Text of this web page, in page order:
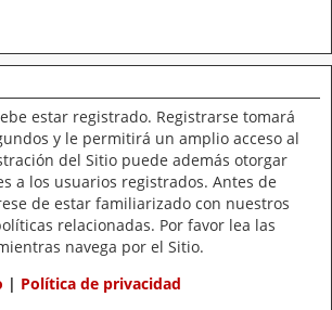
estar registrado. Registrarse tomará
y le permitirá un amplio acceso al
del Sitio puede además otorgar
a los usuarios registrados. Antes de
de estar familiarizado con nuestros
relacionadas. Por favor lea las
navega por el Sitio.
| Política de privacidad